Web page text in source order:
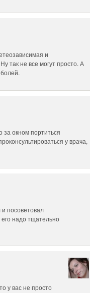
и
так не все могут просто. А
за окном портиться
у врача,
посоветовал
надо тщательно
у вас не просто